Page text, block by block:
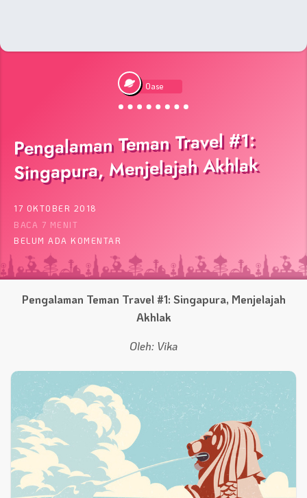
Oase
Pengalaman Teman Travel #1:
Singapura, Menjelajah Akhlak
17 OKTOBER 2018
BACA 7 MENIT
BELUM ADA KOMENTAR
Pengalaman Teman Travel #1: Singapura, Menjelajah
Akhlak
Oleh: Vika